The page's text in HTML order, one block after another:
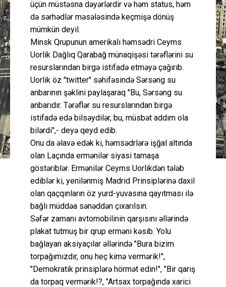
üçün müstəsna dəyərlərdir və həm status, həm
də sərhədlər məsələsində keçmişə dönüş
mümkün deyil.
Minsk Qrupunun amerikalı həmsədri Ceyms
Uorlik Dağlıq Qarabağ münaqişəsi tərəflərini su
resurslarından birgə istifadə etməyə çağırıb.
Uorlik öz "twitter" səhifəsində Sərsəng su
anbarının şəklini paylaşaraq "Bu, Sərsəng su
anbarıdır. Tərəflər su resurslarından birgə
istifadə edə bilsəydilər, bu, müsbət addım ola
bilərdi",- deyə qeyd edib.
Onu da əlavə edək ki, həmsədrlərə işğal altında
olan Laçında ermənilər siyasi tamaşa
göstəriblər. Ermənilər Ceyms Uorlikdən tələb
ediblər ki, yenilənmiş Madrid Prinsiplərinə daxil
olan qaçqınların öz yurd-yuvasına qayıtması ilə
bağlı müddəa sənəddən çıxarılsın.
Səfər zamanı avtomobilinin qarşısını əllərində
plakat tutmuş bir qrup erməni kəsib. Yolu
bağlayan aksiyaçılar əllərində "Bura bizim
torpağımızdır, onu heç kimə vermərik!",
"Demokratik prinsiplərə hörmət edin!", "Bir qarış
da torpaq vermərik!?, "Artsax torpağında xarici